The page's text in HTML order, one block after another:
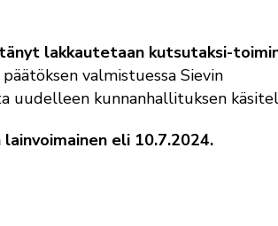
lakkautetaan kutsutaksi-
valmistuessa Sievin
uudelleen kunnanhallituksen
eli 10.7.2024.